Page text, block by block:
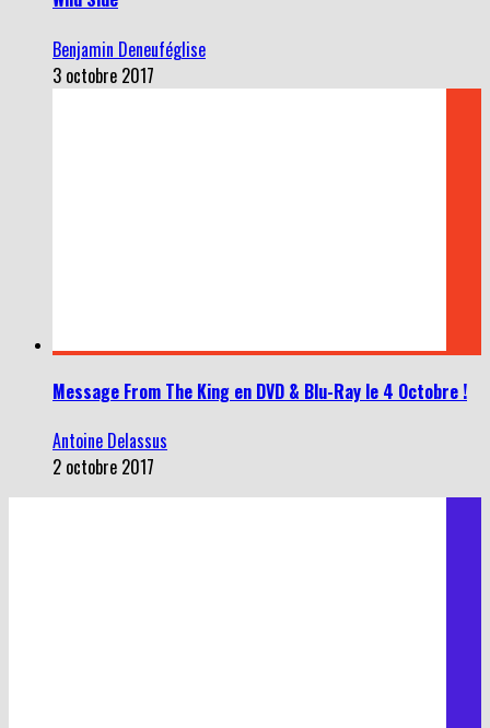
3 octobre 2017
2 octobre 2017